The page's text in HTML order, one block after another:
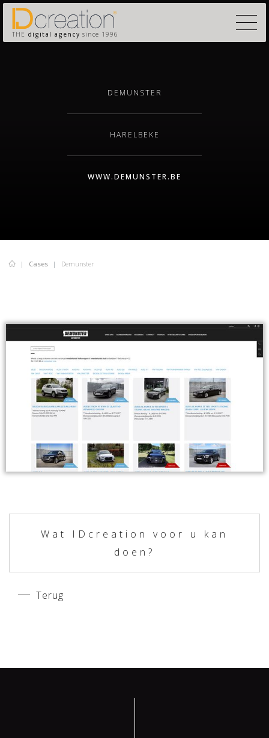
THE digital agency since 1996
DEMUNSTER
HARELBEKE
WWW.DEMUNSTER.BE
Cases Demunster
Wat IDcreation voor u kan
doen?
Terug